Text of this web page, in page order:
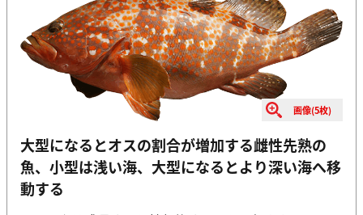
画像(5枚)
大型になるとオスの割合が増加する雌性先熟の
魚、小型は浅い海、大型になるとより深い海へ移
動する